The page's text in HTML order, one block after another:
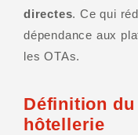
directes. Ce qui
dépendance aux
les OTAs.
Définition du
hôtellerie